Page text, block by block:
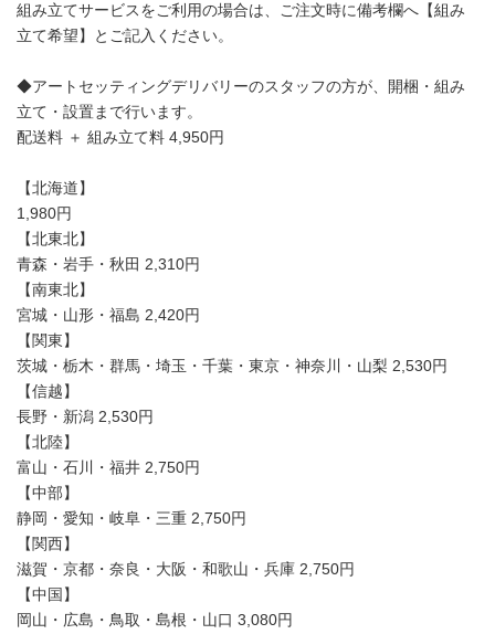
組み立てサービスをご利用の場合は、ご注文時に備考欄へ【組み
立て希望】とご記入ください。
◆アートセッティングデリバリーのスタッフの方が、開梱・組み
立て・設置まで行います。
配送料 ＋ 組み立て料 4,950円
【北海道】
1,980円
【北東北】
青森・岩手・秋田 2,310円
【南東北】
宮城・山形・福島 2,420円
【関東】
茨城・栃木・群馬・埼玉・千葉・東京・神奈川・山梨 2,530円
【信越】
長野・新潟 2,530円
【北陸】
富山・石川・福井 2,750円
【中部】
静岡・愛知・岐阜・三重 2,750円
【関西】
滋賀・京都・奈良・大阪・和歌山・兵庫 2,750円
【中国】
岡山・広島・鳥取・島根・山口 3,080円